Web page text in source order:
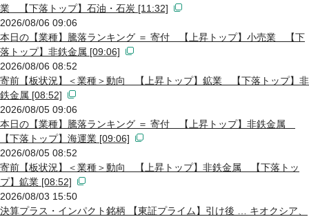
業 【下落トップ】石油・石炭 [11:32]
2026/08/06 09:06
本日の【業種】騰落ランキング ＝ 寄付 【上昇トップ】小売業 【下
落トップ】非鉄金属 [09:06]
2026/08/06 08:52
寄前【板状況】＜業種＞動向 【上昇トップ】鉱業 【下落トップ】非
鉄金属 [08:52]
2026/08/05 09:06
本日の【業種】騰落ランキング ＝ 寄付 【上昇トップ】非鉄金属
【下落トップ】海運業 [09:06]
2026/08/05 08:52
寄前【板状況】＜業種＞動向 【上昇トップ】非鉄金属 【下落トッ
プ】鉱業 [08:52]
2026/08/03 15:50
決算プラス・インパクト銘柄 【東証プライム】引け後 … キオクシア、